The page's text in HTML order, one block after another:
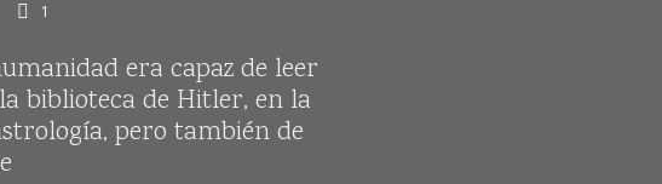
1
era capaz de leer
biblioteca de Hitler, en la
pero también de